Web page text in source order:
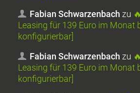
Fabian Schwarzenbach zu
Leasing für 139 Euro im Monat
konfigurierbar]
Fabian Schwarzenbach zu
Leasing für 139 Euro im Monat
konfigurierbar]